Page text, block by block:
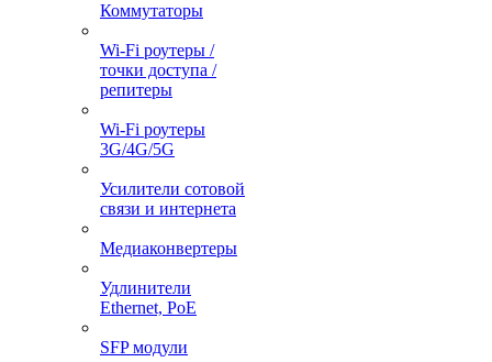
Коммутаторы
Wi-Fi роутеры /
точки доступа /
репитеры
Wi-Fi роутеры
3G/4G/5G
Усилители сотовой
связи и интернета
Медиаконвертеры
Удлинители
Ethernet, PoE
SFP модули